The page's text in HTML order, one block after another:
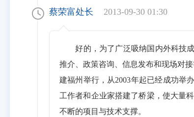
蔡荣富处长 2013-09-30 01:30
好的，为了广泛吸纳国内外科技
推介、政策咨询、信息发布和现场对
建福州举行，从2003年起已经成功举
工作者和企业家搭建了桥梁，使大量
不断的项目与技术支撑。